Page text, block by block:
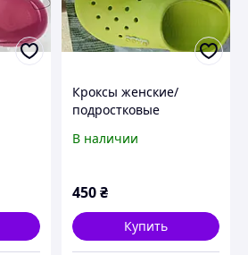
Кроксы женские/
подростковые
(Даго),41 размер.
В наличии
450₴
Купить